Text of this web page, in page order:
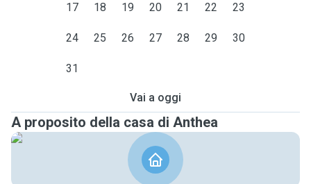
17 18 19 20 21 22 23
24 25 26 27 28 29 30
31
Vai a oggi
A proposito della casa di Anthea